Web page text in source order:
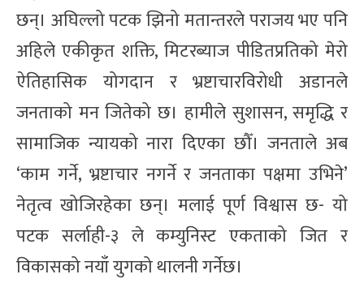
छन्। अघिल्लो पटक झिनो मतान्तरले पराजय भए पनि
अहिले एकीकृत शक्ति, मिटरब्याज पीडितप्रतिको मेरो
ऐतिहासिक योगदान र भ्रष्टाचारविरोधी अडानले
जनताको मन जितेको छ। हामीले सुशासन, समृद्धि र
सामाजिक न्यायको नारा दिएका छौँ। जनताले अब
‘काम गर्ने, भ्रष्टाचार नगर्ने र जनताका पक्षमा उभिने’
नेतृत्व खोजिरहेका छन्। मलाई पूर्ण विश्वास छ- यो
पटक सर्लाही-३ ले कम्युनिस्ट एकताको जित र
विकासको नयाँ युगको थालनी गर्नेछ।